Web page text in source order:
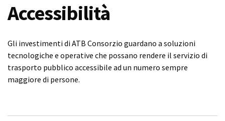
Accessibilità
Gli investimenti di ATB Consorzio guardano a soluzioni
tecnologiche e operative che possano rendere il servizio di
trasporto pubblico accessibile ad un numero sempre
maggiore di persone.